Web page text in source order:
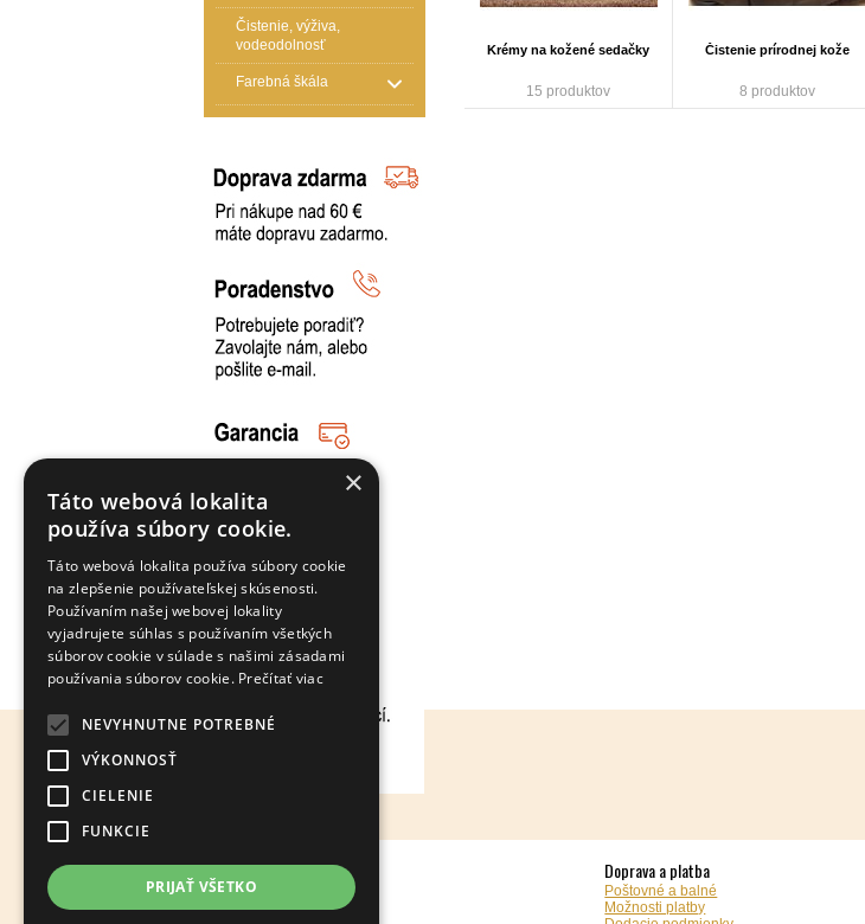
Čistenie, výživa,
vodeodolnosť
Farebná škála
Krémy na kožené sedačky
15 produktov
Čistenie prírodnej kože
8 produktov
Info
O nás
Obchodné podmienky
Doprava a platba
Poštovné a balné
Možnosti platby
×
Táto webová lokalita
používa súbory cookie.
Táto webová lokalita používa súbory cookie
na zlepšenie používateľskej skúsenosti.
Používaním našej webovej lokality
vyjadrujete súhlas s používaním všetkých
súborov cookie v súlade s našimi zásadami
používania súborov cookie. Prečítať viac
NEVYHNUTNE POTREBNÉ
VÝKONNOSŤ
CIELENIE
FUNKCIE
PRIJAŤ VŠETKO